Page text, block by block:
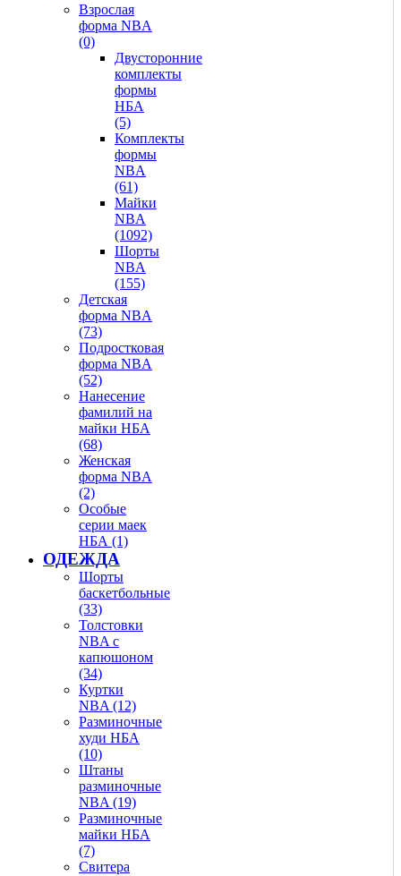
Взрослая
форма NBA
(0)
Двусторонние
комплекты
формы
НБА
(5)
Комплекты
формы
NBA
(61)
Майки
NBA
(1092)
Шорты
NBA
(155)
Детская
форма NBA
(73)
Подростковая
форма NBA
(52)
Нанесение
фамилий на
майки НБА
(68)
Женская
форма NBA
(2)
Особые
серии маек
НБА (1)
ОДЕЖДА
Шорты
баскетбольные
(33)
Толстовки
NBA с
капюшоном
(34)
Куртки
NBA (12)
Разминочные
худи НБА
(10)
Штаны
разминочные
NBA (19)
Разминочные
майки НБА
(7)
Свитера